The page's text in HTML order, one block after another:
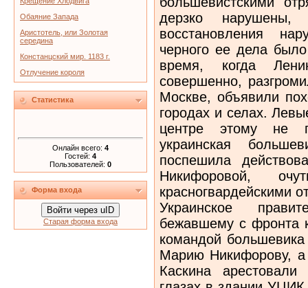
Обаяние Запада
Аристотель, или Золотая
середина
Констанцский мир. 1183 г.
Отлучение короля
Статистика
Онлайн всего: 4
Гостей: 4
Пользователей: 0
Форма входа
Войти через uID
Старая форма входа
дерзко
восстановления
черного ее дела
время, когда
совершенно,
Москве, объявили
городах и селах.
центре этому не
украинская
поспешила
Никифоровой,
красногвардейскими
Украинское
бежавшему с фронта
командой большевика
Марию Никифорову, а
Каскина